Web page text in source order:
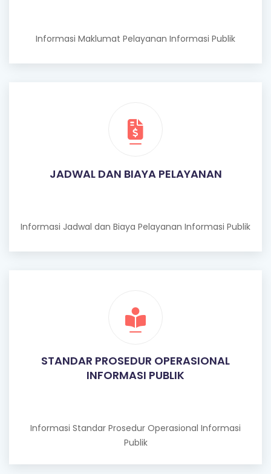
Informasi Maklumat Pelayanan Informasi Publik
JADWAL DAN BIAYA PELAYANAN
Informasi Jadwal dan Biaya Pelayanan Informasi Publik
STANDAR PROSEDUR OPERASIONAL
INFORMASI PUBLIK
Informasi Standar Prosedur Operasional Informasi
Publik